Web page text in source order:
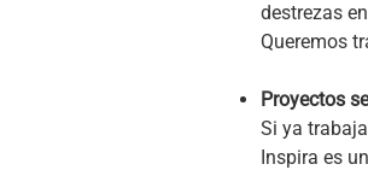
destrezas
Queremos
Proyectos
Si ya
Inspira es